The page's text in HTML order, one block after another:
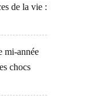
de la vie :
mi-année
chocs